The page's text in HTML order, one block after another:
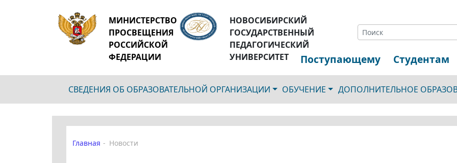
МИНИСТЕРСТВО
ПРОСВЕЩЕНИЯ
РОССИЙСКОЙ
ФЕДЕРАЦИИ
НОВОСИБИРСКИЙ
ГОСУДАРСТВЕННЫЙ
ПЕДАГОГИЧЕСКИЙ
УНИВЕРСИТЕТ
Поступающему Студентам
СВЕДЕНИЯ ОБ ОБРАЗОВАТЕЛЬНОЙ ОРГАНИЗАЦИИ ОБУЧЕНИЕ ДОПОЛНИТЕЛЬНОЕ
Главная Новости